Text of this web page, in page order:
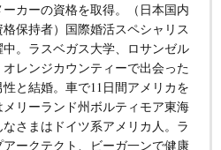
カーの資格を取得。（日本国内
保持者）国際婚活スペシャリス
中。ラスベガス大学、ロサンゼル
レンジカウンティーで出会った
と結婚。車で11日間アメリカを
リーランド州ボルティモア東海
さまはドイツ系アメリカ人。ラ
アークテクト、ビーガ一ンで健康